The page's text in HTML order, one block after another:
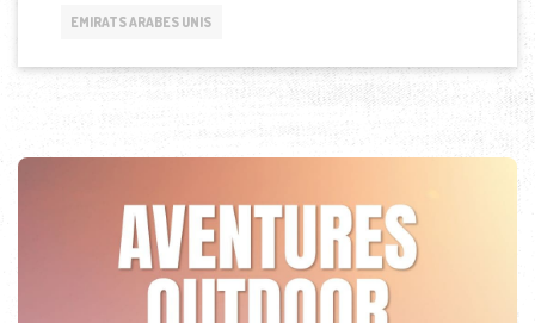
EMIRATS ARABES UNIS